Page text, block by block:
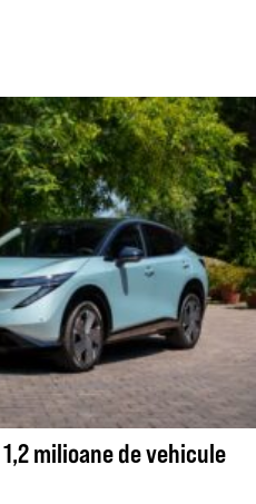
milioane de vehicule